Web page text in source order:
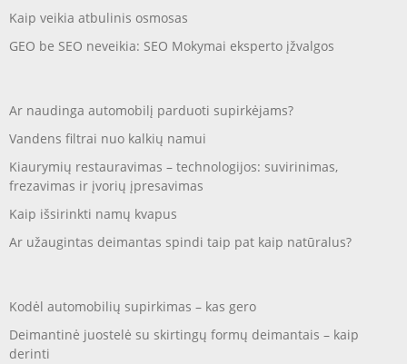
Kaip veikia atbulinis osmosas
GEO be SEO neveikia: SEO Mokymai eksperto įžvalgos
Ar naudinga automobilį parduoti supirkėjams?
Vandens filtrai nuo kalkių namui
Kiaurymių restauravimas – technologijos: suvirinimas,
frezavimas ir įvorių įpresavimas
Kaip išsirinkti namų kvapus
Ar užaugintas deimantas spindi taip pat kaip natūralus?
Kodėl automobilių supirkimas – kas gero
Deimantinė juostelė su skirtingų formų deimantais – kaip
derinti